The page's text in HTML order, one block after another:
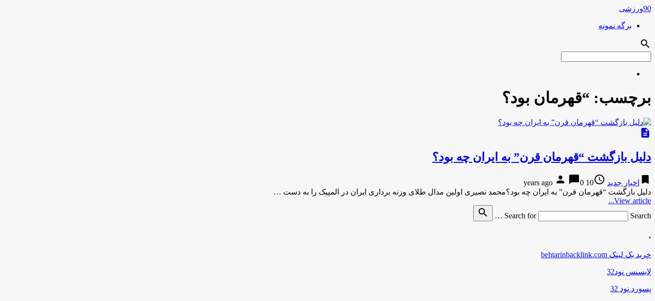
90ورزشی
برگه نمونه
search
برچسب: “قهرمان بود؟
description
دلیل بازگشت “قهرمان قرن” به ایران چه بود؟
bookmark اخبار جدید access_time
10 years ago
person chat_bubble0
دلیل بازگشت “قهرمان قرن” به ایران چه بود؟محمد نصیری اولین مدال طلای وزنه برداری ایران در المپیک را به دست …
View article...
Search for
Search …
search
.
خرید بک لینک behtarinbacklink.com
لایسنس نود32
پسورد نود 32